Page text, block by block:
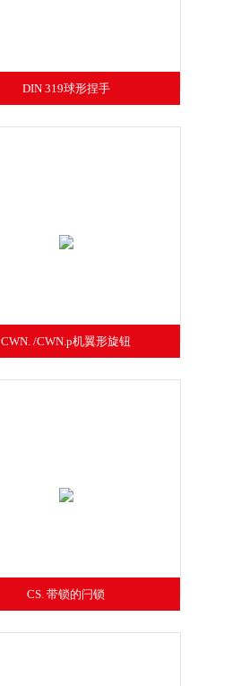
DIN 319球形捏手
CWN. /CWN.p机翼形旋钮
CS. 带锁的闩锁